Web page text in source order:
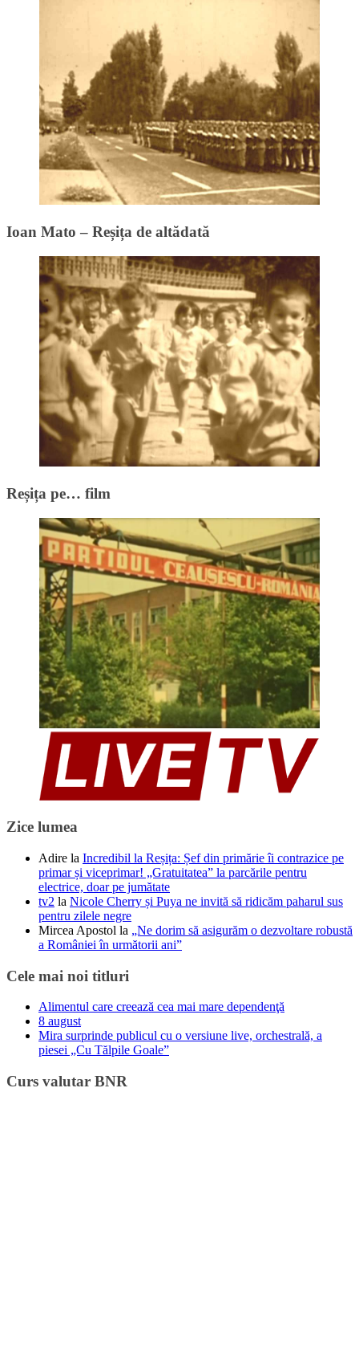
Ioan Mato – Reșița de altădată
Reșița pe… film
Zice lumea
Adire la Incredibil la Reșița: Șef din primărie îi contrazice pe
primar și viceprimar! „Gratuitatea” la parcările pentru
electrice, doar pe jumătate
tv2 la Nicole Cherry și Puya ne invită să ridicăm paharul sus
pentru zilele negre
Mircea Apostol la „Ne dorim să asigurăm o dezvoltare robustă
a României în următorii ani”
Cele mai noi titluri
Alimentul care creează cea mai mare dependenţă
8 august
Mira surprinde publicul cu o versiune live, orchestrală, a
piesei „Cu Tălpile Goale”
Curs valutar BNR